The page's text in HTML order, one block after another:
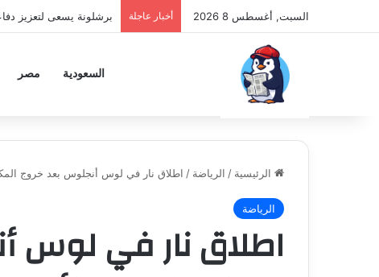
السبت, أغسطس 8 2026 أخبار عاجلة برشلونة يسعى لتعزيز
السعودية مصر
الرئيسية / الرياضة / اطلاق نار في لوس أنجلوس بعد خروج
الرياضة
اطلاق نار في لوس